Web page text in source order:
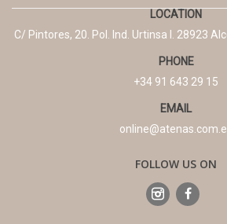
LOCATION
C/ Pintores, 20. Pol. Ind. Urtinsa I. 28923
PHONE
+34 91 643 29 15
EMAIL
FOLLOW US ON